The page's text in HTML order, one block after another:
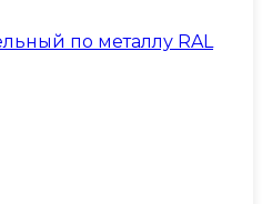
по металлу RAL